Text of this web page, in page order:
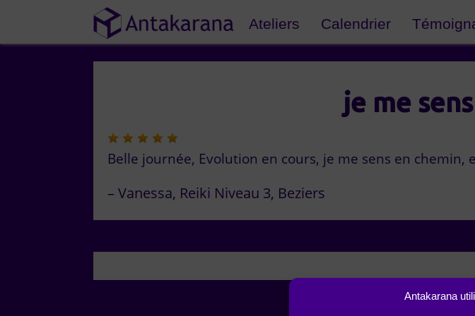
Antakarana
Ateliers Calendrier
je me
Belle journée, Evolution en cours, je me sens en
Vanessa Reiki Niveau 3 Beziers